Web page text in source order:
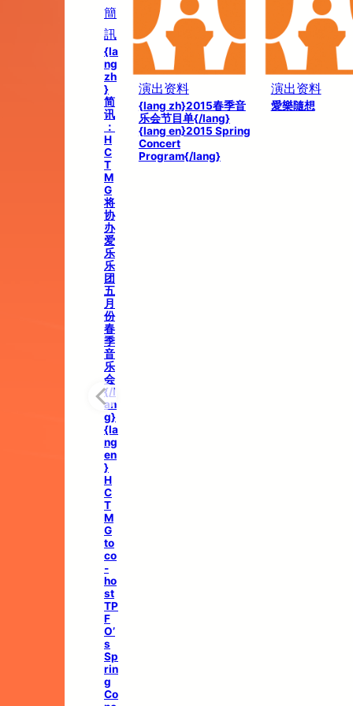
簡
訊
{la
ng
zh
}
简
讯
：
H
C
T
M
G
将
协
办
爱
乐
乐
团
五
月
份
春
季
音
乐
会
{/l
an
g}
{la
ng
en
}
H
C
T
M
G
to
co
-
ho
st
TP
F
O’
s
Sp
rin
g
Co
演出资料
{lang zh}2015春季音
乐会节目单{/lang}
{lang en}2015 Spring
Concert
Program{/lang}
演出资料
愛樂隨想